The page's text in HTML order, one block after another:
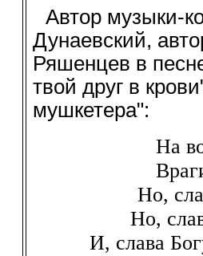
Автор музыки-
Дунаевский,
Ряшенцев в
твой друг в
мушкетера":
На
Но,
Но,
И, слава